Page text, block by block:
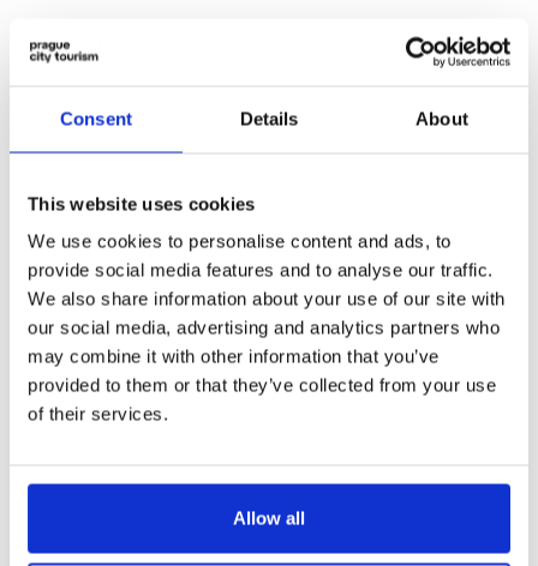
Consent Details About
This website uses cookies
We use cookies to personalise content and ads, to
provide social media features and to analyse our traffic.
We also share information about your use of our site with
our social media, advertising and analytics partners who
may combine it with other information that you’ve
provided to them or that they’ve collected from your use
of their services.
Allow all
Öffnungszeiten
Admission price list
KATEGORIE
NORMALER
MIT DEM
VISITOR PASS
Erwachsener 200,- Rabatt 50 %
Student
Kind 150,- Rabatt 50 %